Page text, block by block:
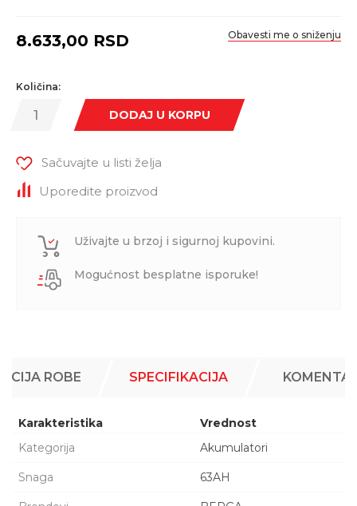
8.633,00 RSD Obavesti me o sniženju
Količina:
DODAJ U KORPU
Sačuvajte u listi želja
Uporedite proizvod
Uživajte u brzoj i sigurnoj kupovini.
Mogućnost besplatne isporuke!
ROBE SPECIFIKACIJA
Karakteristika
Vrednost
Kategorija
Akumulatori
Snaga 63AH